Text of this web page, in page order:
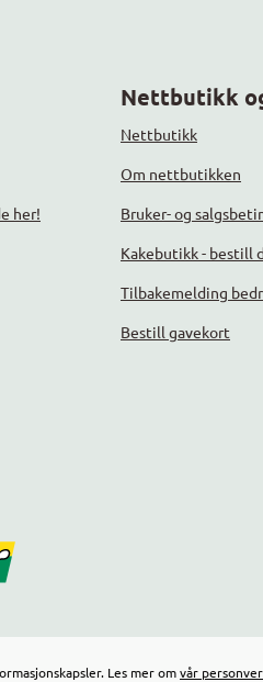
her!
Nettbutikk
Nettbutikk
Om nettbutikken
Bruker- og
Kakebutikk - bestill
Tilbakemelding
Bestill gavekort
Les mer omvår